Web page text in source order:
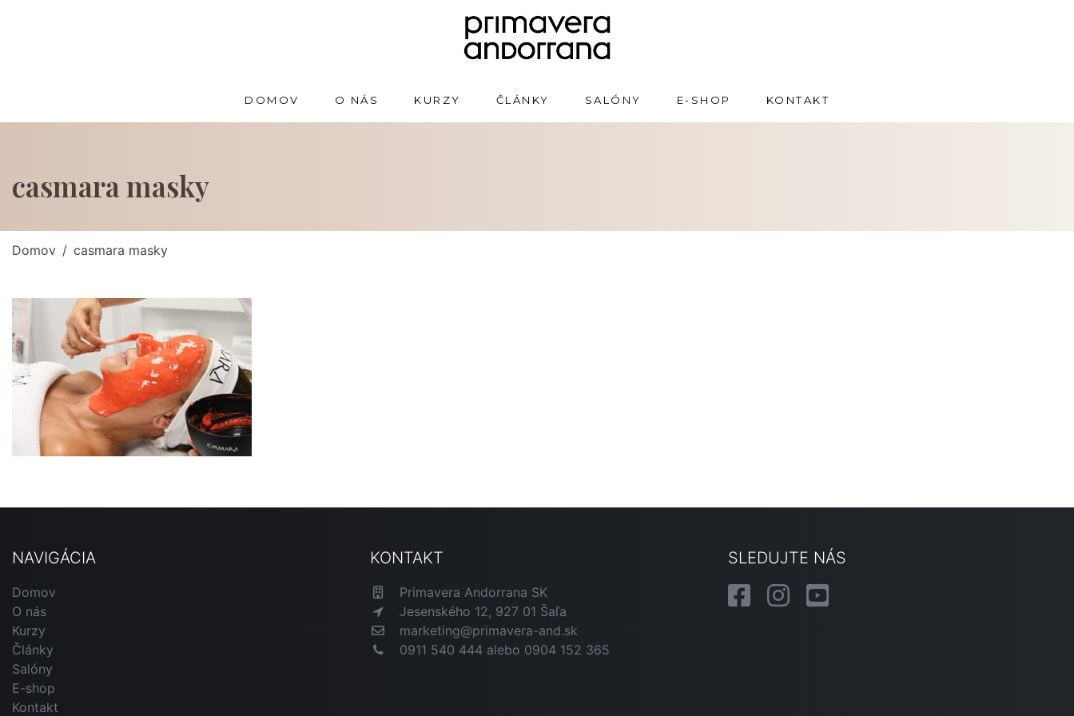
DOMOV O NÁS KURZY ČLÁNKY SALÓNY E-SHOP KONTAKT
casmara masky
Domov casmara masky
NAVIGÁCIA
Domov
O nás
Kurzy
Články
Salóny
E-shop
Kontakt
KONTAKT
Primavera Andorrana SK
Jesenského 12, 927 01 Šaľa
marketing@primavera-and.sk
0911 540 444 alebo 0904 152 365
SLEDUJTE NÁS